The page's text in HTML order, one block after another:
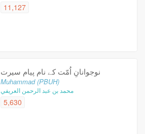
11,127
نوجوانانِ اُمّت کے نام پیام سیرت
Muhammad (PBUH)
محمد بن عبد الرحمن العريفي
5,630